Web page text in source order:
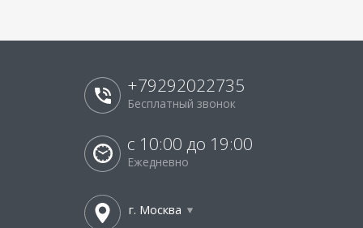
+79292022735
Бесплатный звонок
с 10:00 до 19:00
Ежедневно
г. Москва